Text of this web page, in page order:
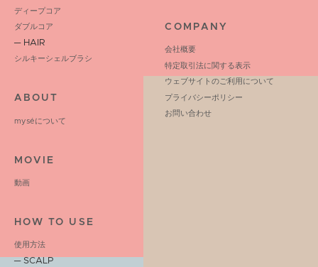
ディープコア
ダブルコア
─ HAIR
シルキーシェルブラシ
ABOUT
myséについて
MOVIE
動画
HOW TO USE
使用方法
─ SCALP
COMPANY
会社概要
特定取引法に関する表示
ウェブサイトのご利用について
プライバシーポリシー
お問い合わせ